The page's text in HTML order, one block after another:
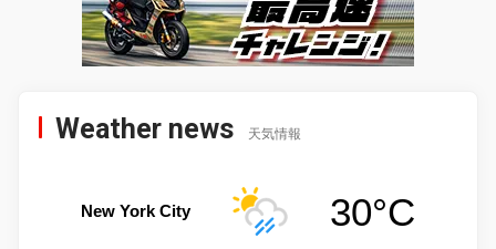
Weather news 天気情報
New York City 30°C